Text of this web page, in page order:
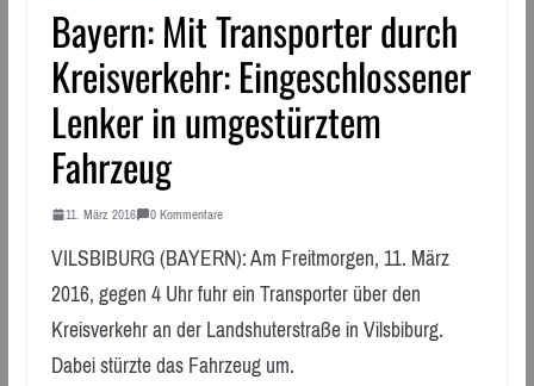
Bayern: Mit Transporter durch
Kreisverkehr: Eingeschlossener
Lenker in umgestürztem
Fahrzeug
11. März 2016 0 Kommentare
VILSBIBURG (BAYERN): Am Freitmorgen, 11. März
2016, gegen 4 Uhr fuhr ein Transporter über den
Kreisverkehr an der Landshuterstraße in Vilsbiburg.
Dabei stürzte das Fahrzeug um.